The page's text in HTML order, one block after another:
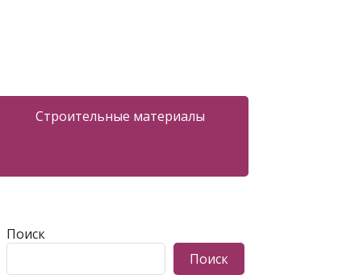
Строительные материалы
Поиск
Поиск